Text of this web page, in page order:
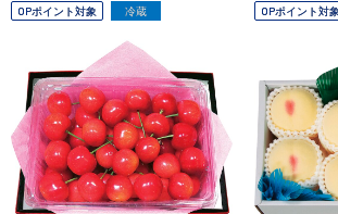
OPポイント対象 冷蔵 OPポイント対象